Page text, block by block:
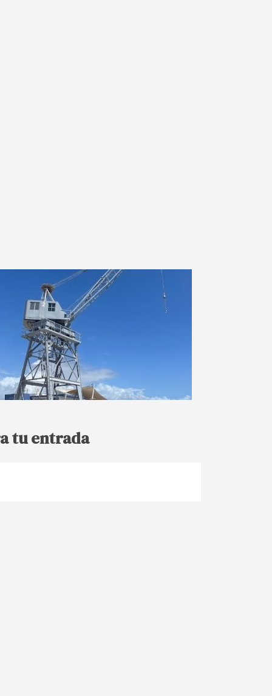
tu entrada